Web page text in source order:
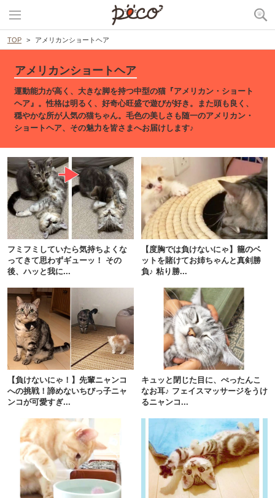
TOP アメリカンショートヘア
アメリカンショートヘア
運動能力が高く、大きな脚を持つ中型の猫『アメリカン・ショート
ヘア』。性格は明るく、好奇心旺盛で遊びが好き。また頭も良く、
穏やかな所が人気の猫ちゃん。毛色の美しさも随一のアメリカン・
ショートヘア、その魅力を皆さまへお届けします♪
フミフミしていたら気持ちよくな
ってきて思わずギューッ！ その
後、ハッと我に...
【度胸では負けないにゃ】籠のベ
ットを賭けてお姉ちゃんと真剣勝
負♪ 粘り勝...
【負けないにゃ！】先輩ニャンコ
への挑戦！諦めないちびっ子ニャ
ンコが可愛すぎ...
キュッと閉じた目に、ぺったんこ
なお耳♪ フェイスマッサージをうけ
るニャンコ...